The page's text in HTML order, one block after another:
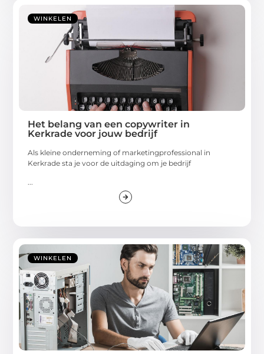
WINKELEN
Het belang van een copywriter in
Kerkrade voor jouw bedrijf
Als kleine onderneming of marketingprofessional in
Kerkrade sta je voor de uitdaging om je bedrijf
WINKELEN